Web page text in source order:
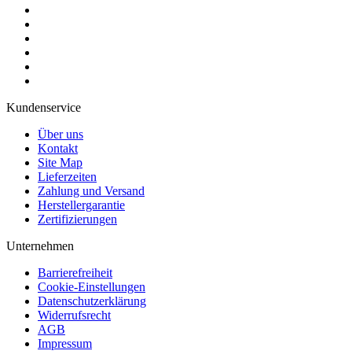
Kundenservice
Über uns
Kontakt
Site Map
Lieferzeiten
Zahlung und Versand
Herstellergarantie
Zertifizierungen
Unternehmen
Barrierefreiheit
Cookie-Einstellungen
Datenschutzerklärung
Widerrufsrecht
AGB
Impressum